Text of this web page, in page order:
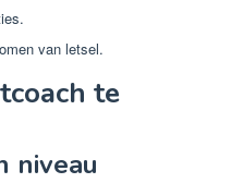
van letsel.
te
niveau